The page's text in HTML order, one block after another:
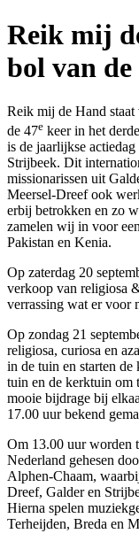
Reik mij
bol van
Reik mij de Hand
de 47e keer in het
is de jaarlijkse
Strijbeek. Dit
missionarissen uit
Meersel-Dreef ook
erbij betrokken en zo
zamelen wij in voor
Pakistan en Kenia.
Op zaterdag 20
verkoop van religiosa
verrassing wat er voor
Op zondag 21
religiosa, curiosa en
in de tuin en starten
tuin en de kerktuin om
mooie bijdrage bij
17.00 uur bekend
Om 13.00 uur worden
Nederland gehesen
Alphen-Chaam,
Dreef, Galder en
Hierna spelen
Terheijden, Breda en